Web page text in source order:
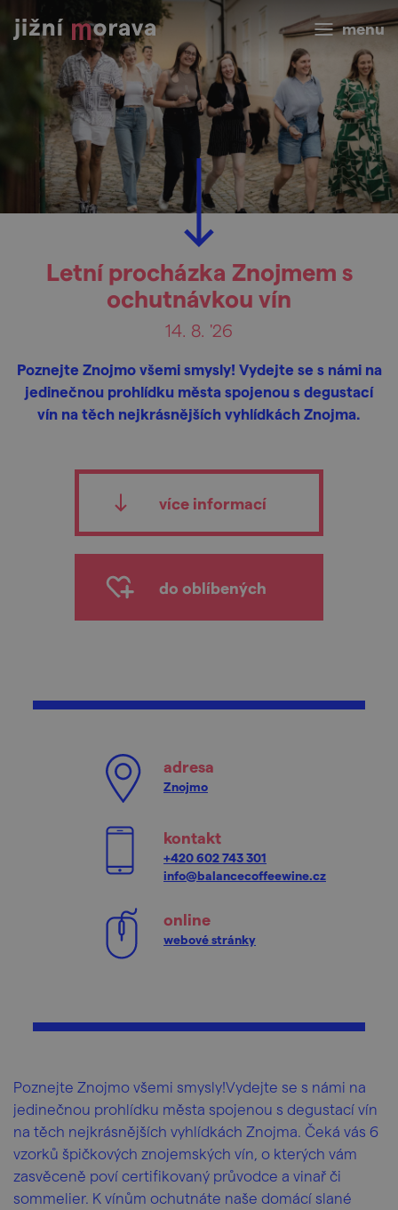
menu
Letní procházka Znojmem s
ochutnávkou vín
14. 8. '26
Poznejte Znojmo všemi smysly! Vydejte se s námi na
jedinečnou prohlídku města spojenou s degustací
vín na těch nejkrásnějších vyhlídkách Znojma.
více informací
do oblíbených
adresa
Znojmo
kontakt
+420 602 743 301
info@balancecoffeewine.cz
online
webové stránky
Poznejte Znojmo všemi smysly!Vydejte se s námi na
jedinečnou prohlídku města spojenou s degustací vín
na těch nejkrásnějších vyhlídkách Znojma. Čeká vás 6
vzorků špičkových znojemských vín, o kterých vám
zasvěceně poví certifikovaný průvodce a vinař či
sommelier. K vínům ochutnáte naše domácí slané